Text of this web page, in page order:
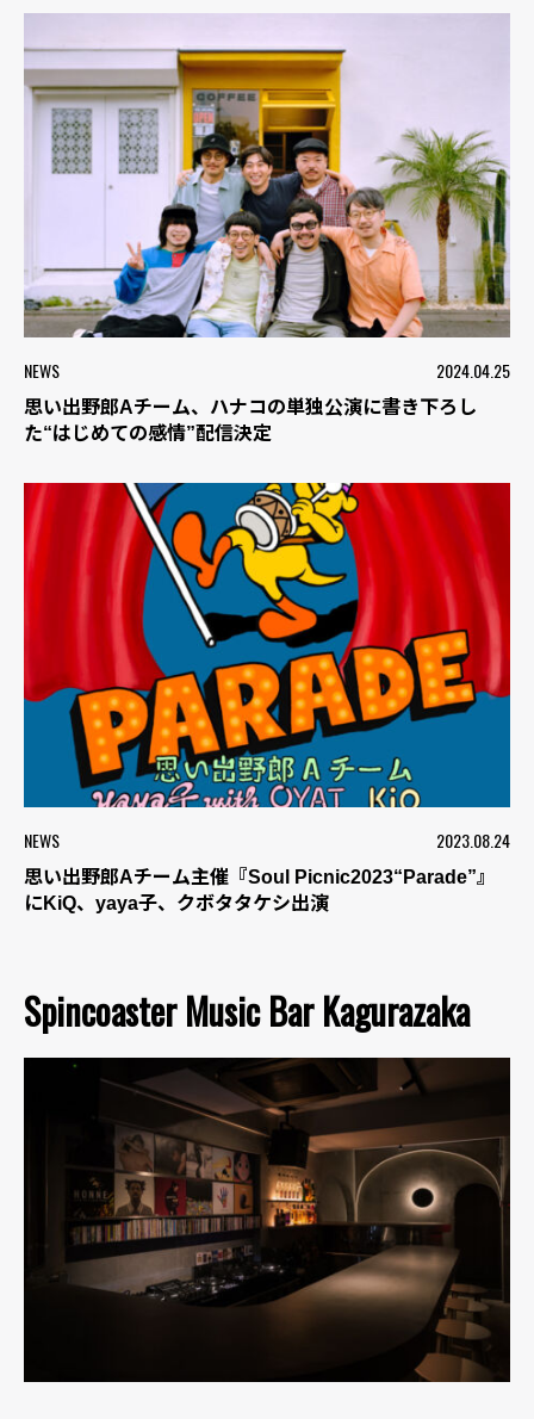
NEWS 2024.04.25
思い出野郎Aチーム、ハナコの単独公演に書き下ろし
た“はじめての感情”配信決定
NEWS 2023.08.24
思い出野郎Aチーム主催『Soul Picnic2023“Parade”』
にKiQ、yaya子、クボタタケシ出演
Spincoaster Music Bar Kagurazaka